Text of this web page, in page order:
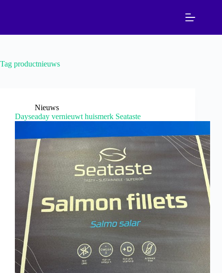
Tag productnieuws
Nieuws
Dayseaday vernieuwt huismerk Seataste